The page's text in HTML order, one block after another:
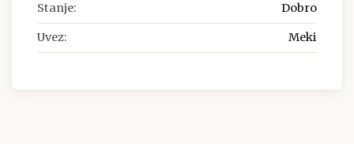
Stanje: Dobro
Uvez: Meki